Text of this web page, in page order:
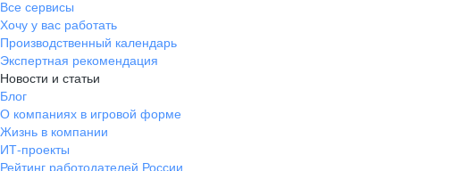
Все сервисы
Хочу у вас работать
Производственный календарь
Экспертная рекомендация
Новости и статьи
Блог
О компаниях в игровой форме
Жизнь в компании
ИТ-проекты
Рейтинг работодателей России